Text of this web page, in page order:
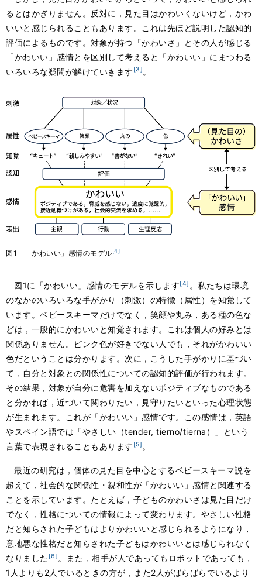
るとはかぎりません。反対に，見た目はかわいくないけど，かわ
いいと感じられることもあります。これは先ほど説明した認知的
評価によるものです。対象が持つ「かわいさ」とその人が感じる
「かわいい」感情とを区別して考えると「かわいい」にまつわる
いろいろな疑問が解けていきます [3] 。
図1 「かわいい」感情のモデル[4]
図1に「かわいい」感情のモデルを示します[4] 。私たちは環境
のなかのいろいろな手がかり（刺激）の特徴（属性）を知覚して
います。ベビースキーマだけでなく，笑顔や丸み，ある種の色な
どは，一般的にかわいいと知覚されます。これは個人の好みとは
関係ありません。ピンク色が好きでない人でも，それがかわいい
色だということは分かります。次に，こうした手がかりに基づい
て，自分と対象との関係性についての認知的評価が行われます。
その結果，対象が自分に危害を加えないポジティブなものである
と分かれば，近づいて関わりたい，見守りたいといった心理状態
が生まれます。これが「かわいい」感情です。この感情は，英語
やスペイン語では「やさしい（tender, tierno/tierna）」という
言葉で表現されることもあります [5] 。
最近の研究は，個体の見た目を中心とするベビースキーマ説を
超えて，社会的な関係性・親和性が「かわいい」感情と関連する
ことを示しています。たとえば，子どものかわいさは見た目だけ
でなく，性格についての情報によって変わります。やさしい性格
だと知らされた子どもはよりかわいいと感じられるようになり，
意地悪な性格だと知らされた子どもはかわいいとは感じられなく
なりました [6] 。また，相手が人であってもロボットであっても，
1人よりも2人でいるときの方が，また2人がばらばらでいるより